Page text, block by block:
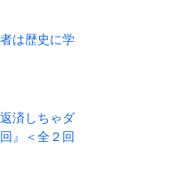
は歴史に学
済しちゃダ
』＜全２回